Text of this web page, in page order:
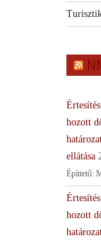
hozott
ellátása
Építtető:
hozott